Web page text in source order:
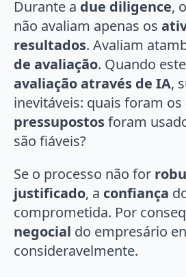
Durante a due diligence,
não avaliam apenas os
resultados. Avaliam
de avaliação. Quando
avaliação através de IA,
inevitáveis: quais foram os
pressupostosforam
são fiáveis?
Se o processo não for
justificado, a confiança
comprometida. Por
negocial do empresário
consideravelmente.